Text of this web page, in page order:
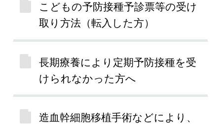
こどもの予防接種予診票等の受け
取り方法（転入した方）
長期療養により定期予防接種を受
けられなかった方へ
造血幹細胞移植手術などにより、